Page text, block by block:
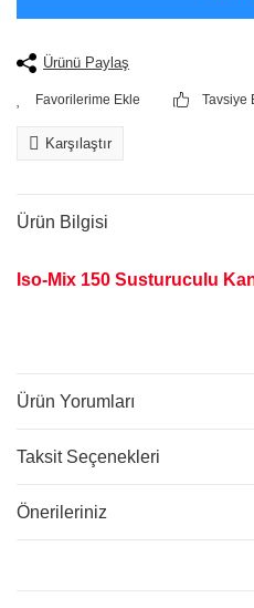
Ürünü Paylaş
Tavsiye
Karşılaştır
Ürün Bilgisi
Iso-Mix 150 Susturuculu
Ürün Yorumları
Taksit Seçenekleri
Önerileriniz